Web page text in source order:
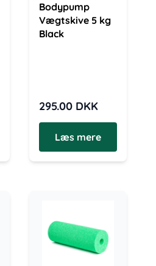
Bodypump
Vægtskive 5 kg
Black
295.00 DKK
Læs mere